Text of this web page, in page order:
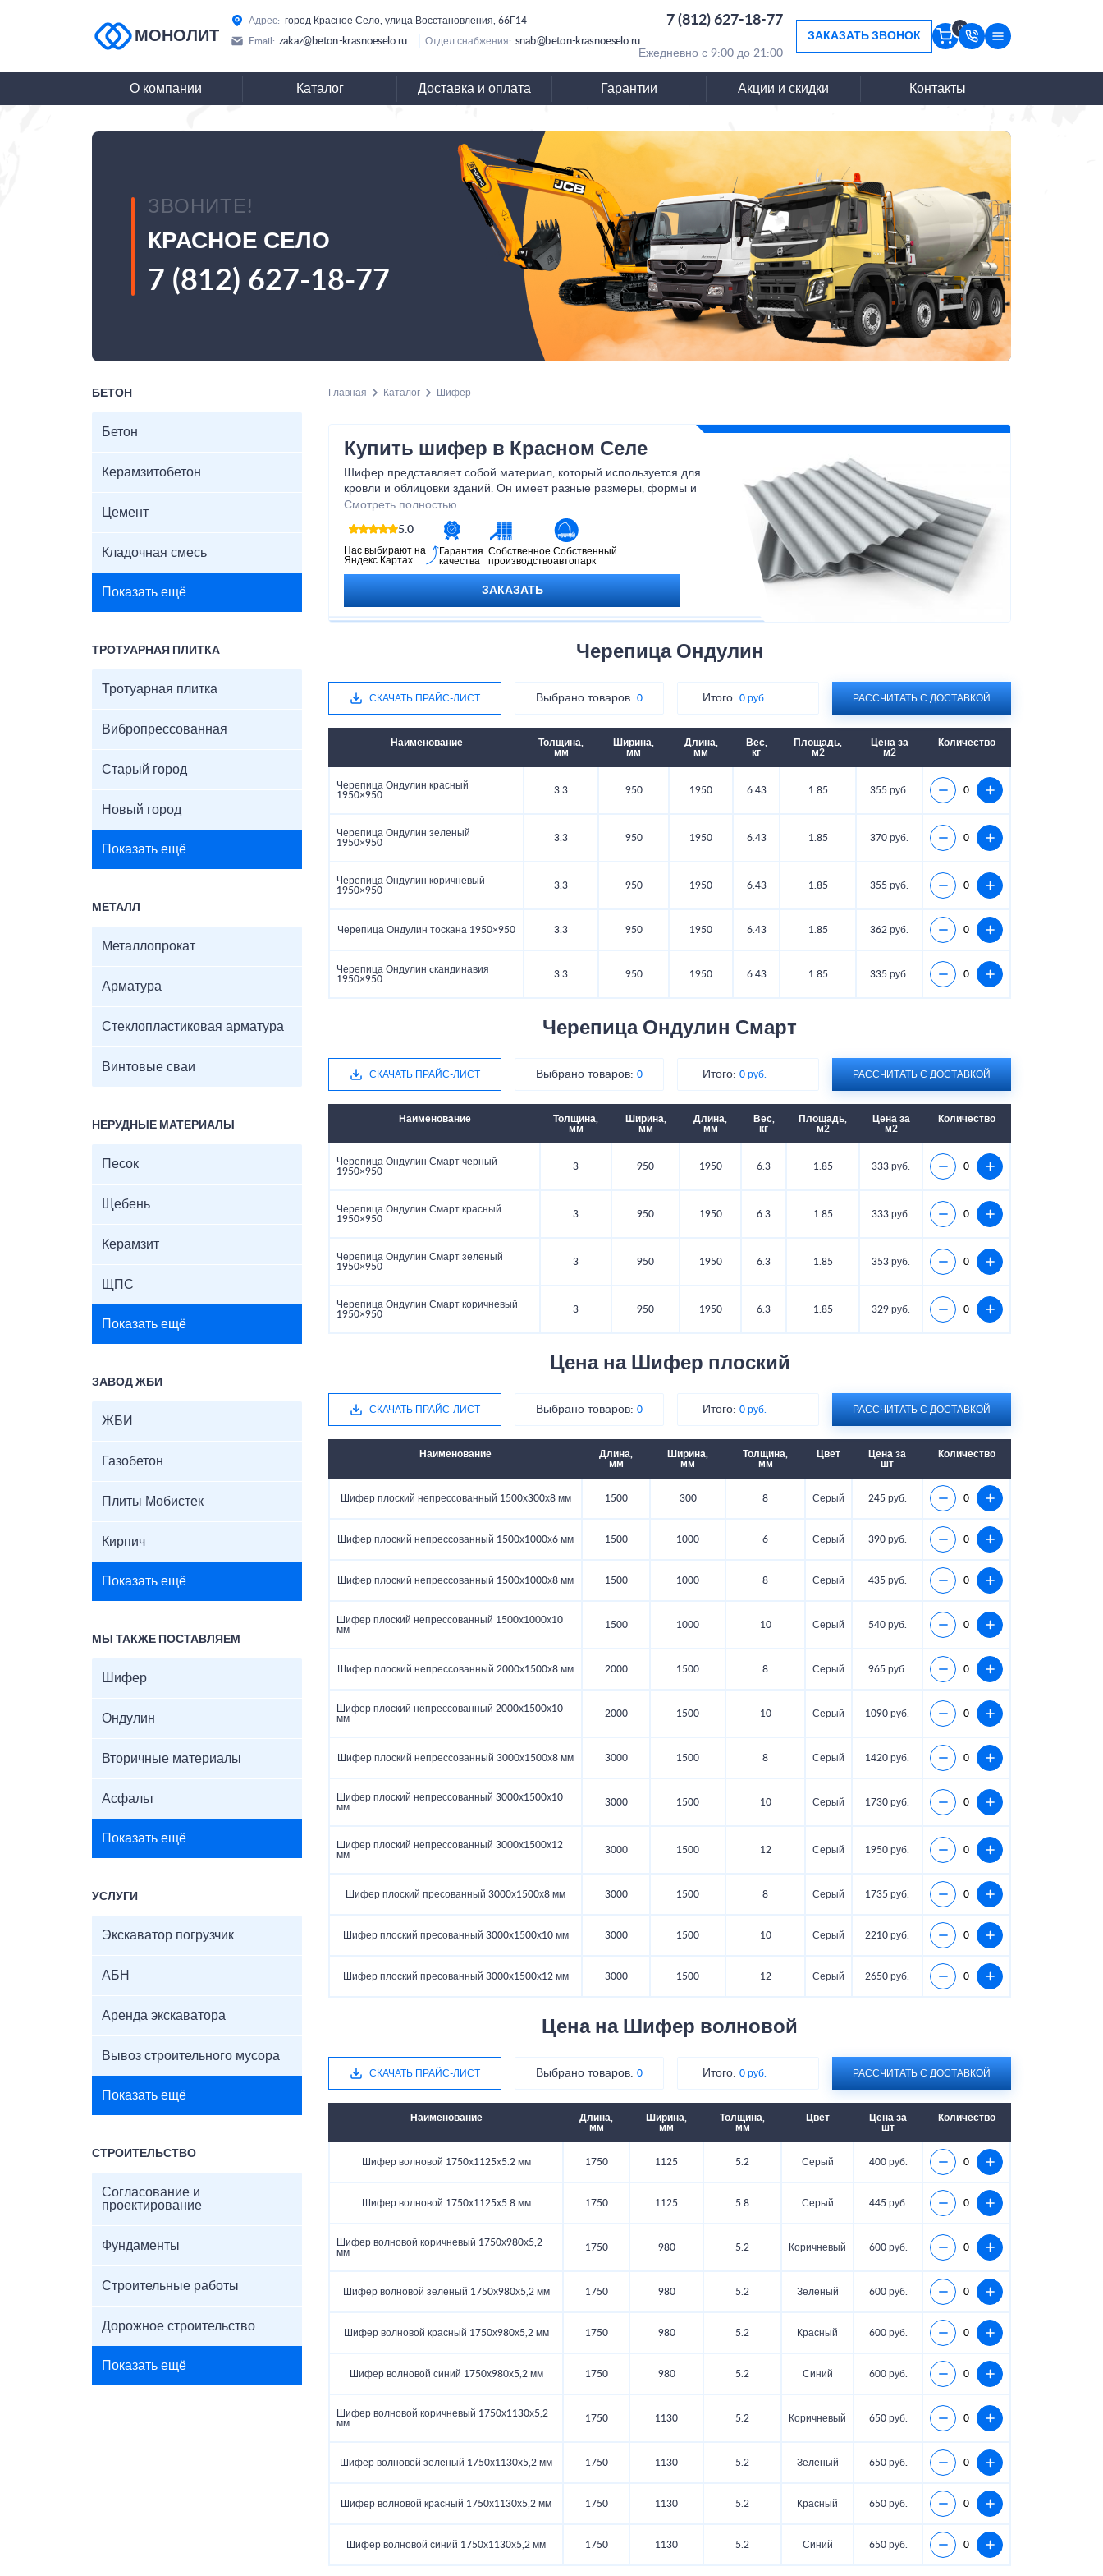
МОНОЛИТ
Адрес: город Красное Село, улица Восстановления, 66Г14 7 (812) 627-18-77
Email: zakaz@beton-krasnoeselo.ru Отдел снабжения: snab@beton-krasnoeselo.ru
Ежедневно с 9:00 до 21:00
ЗАКАЗАТЬ ЗВОНОК
0
О компании Каталог Доставка и оплата Гарантии Акции и скидки Контакты
ЗВОНИТЕ!
КРАСНОЕ СЕЛО
7 (812) 627-18-77
БЕТОН
Бетон
Керамзитобетон
Цемент
Кладочная смесь
Показать ещё
ТРОТУАРНАЯ ПЛИТКА
Тротуарная плитка
Вибропрессованная
Старый город
Новый город
Показать ещё
МЕТАЛЛ
Металлопрокат
Арматура
Стеклопластиковая арматура
Винтовые сваи
НЕРУДНЫЕ МАТЕРИАЛЫ
Песок
Щебень
Керамзит
ЩПС
Показать ещё
ЗАВОД ЖБИ
ЖБИ
Газобетон
Плиты Мобистек
Кирпич
Показать ещё
МЫ ТАКЖЕ ПОСТАВЛЯЕМ
Шифер
Ондулин
Вторичные материалы
Асфальт
Показать ещё
УСЛУГИ
Экскаватор погрузчик
АБН
Аренда экскаватора
Вывоз строительного мусора
Показать ещё
СТРОИТЕЛЬСТВО
Согласование и
проектирование
Фундаменты
Строительные работы
Дорожное строительство
Показать ещё
Главная Каталог Шифер
Купить шифер в Красном Селе
Шифер представляет собой материал, который используется для
кровли и облицовки зданий. Он имеет разные размеры, формы и
цвета, что делает его удобным в использовании и установке. Он
изготовлен из непресованной асбестоцементной смеси, что
обеспечивает ему прочность и долговечность. Он отлично
справляется с защитой от влаги, солнца и других атмосферных
воздействий. Шифер является экологически чистым материалом, не
Смотреть полностью
5.0
Нас выбирают на
Яндекс.Картах
Гарантия
качества
Собственное
производство
Собственный
автопарк
ЗАКАЗАТЬ
Черепица Ондулин
СКАЧАТЬ ПРАЙС-ЛИСТ Выбрано товаров: 0 Итого:0 руб. РАССЧИТАТЬ С ДОСТАВКОЙ
Наименование
Толщина,
мм
Ширина,
мм
Длина,
мм
Вес,
кг
Площадь,
м2
Цена за
м2
Количество
Черепица Ондулин красный
1950×950
3.3 950 1950 6.43 1.85 355 руб.
Черепица Ондулин зеленый
1950×950
3.3 950 1950 6.43 1.85 370 руб.
Черепица Ондулин коричневый
1950×950
3.3 950 1950 6.43 1.85 355 руб.
Черепица Ондулин тоскана 1950×950 3.3 950 1950 6.43 1.85 362 руб.
Черепица Ондулин cкандинавия
1950×950
3.3 950 1950 6.43 1.85 335 руб.
Черепица Ондулин Смарт
СКАЧАТЬ ПРАЙС-ЛИСТ Выбрано товаров: 0 Итого:0 руб. РАССЧИТАТЬ С ДОСТАВКОЙ
Наименование
Толщина,
мм
Ширина,
мм
Длина,
мм
Вес,
кг
Площадь,
м2
Цена за
м2
Количество
Черепица Ондулин Смарт черный
1950×950
3 950 1950 6.3 1.85 333 руб.
Черепица Ондулин Смарт красный
1950×950
3 950 1950 6.3 1.85 333 руб.
Черепица Ондулин Смарт зеленый
1950×950
3 950 1950 6.3 1.85 353 руб.
Черепица Ондулин Смарт коричневый
1950×950
3 950 1950 6.3 1.85 329 руб.
Цена на Шифер плоский
СКАЧАТЬ ПРАЙС-ЛИСТ Выбрано товаров: 0 Итого:0 руб. РАССЧИТАТЬ С ДОСТАВКОЙ
Наименование
Длина,
мм
Ширина,
мм
Толщина,
мм
Цвет
Цена за
шт
Количество
Шифер плоский непрессованный 1500х300х8 мм 1500 300 8 Серый 245 руб.
Шифер плоский непрессованный 1500х1000х6 мм 1500 1000 6 Серый 390 руб.
Шифер плоский непрессованный 1500х1000х8 мм 1500 1000 8 Серый 435 руб.
Шифер плоский непрессованный 1500х1000х10
мм
1500 1000 10 Серый 540 руб.
Шифер плоский непрессованный 2000х1500х8 мм 2000 1500 8 Серый 965 руб.
Шифер плоский непрессованный 2000х1500х10
мм
2000 1500 10 Серый 1090 руб.
Шифер плоский непрессованный 3000х1500х8 мм 3000 1500 8 Серый 1420 руб.
Шифер плоский непрессованный 3000х1500х10
мм
3000 1500 10 Серый 1730 руб.
Шифер плоский непрессованный 3000х1500х12
мм
3000 1500 12 Серый 1950 руб.
Шифер плоский пресованный 3000х1500х8 мм 3000 1500 8 Серый 1735 руб.
Шифер плоский пресованный 3000х1500х10 мм 3000 1500 10 Серый 2210 руб.
Шифер плоский пресованный 3000х1500х12 мм 3000 1500 12 Серый 2650 руб.
Цена на Шифер волновой
СКАЧАТЬ ПРАЙС-ЛИСТ Выбрано товаров: 0 Итого:0 руб. РАССЧИТАТЬ С ДОСТАВКОЙ
Наименование
Длина,
мм
Ширина,
мм
Толщина,
мм
Цвет
Цена за
шт
Количество
Шифер волновой 1750х1125х5.2 мм 1750 1125 5.2 Серый 400 руб.
Шифер волновой 1750х1125х5.8 мм 1750 1125 5.8 Серый 445 руб.
Шифер волновой коричневый 1750х980х5,2
мм
1750 980 5.2 Коричневый 600 руб.
Шифер волновой зеленый 1750х980х5,2 мм 1750 980 5.2 Зеленый 600 руб.
Шифер волновой красный 1750х980х5,2 мм 1750 980 5.2 Красный 600 руб.
Шифер волновой синий 1750х980х5,2 мм 1750 980 5.2 Синий 600 руб.
Шифер волновой коричневый 1750х1130х5,2
мм
1750 1130 5.2 Коричневый 650 руб.
Шифер волновой зеленый 1750х1130х5,2 мм 1750 1130 5.2 Зеленый 650 руб.
Шифер волновой красный 1750х1130х5,2 мм 1750 1130 5.2 Красный 650 руб.
Шифер волновой синий 1750х1130х5,2 мм 1750 1130 5.2 Синий 650 руб.